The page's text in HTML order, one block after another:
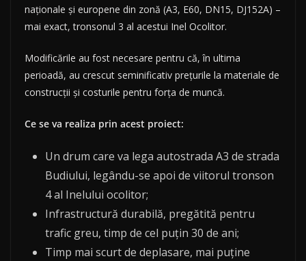
naționale și europene din zonă (A3, E60, DN15, DJ152A) –
mai exact, tronsonul 3 al acestui Inel Ocolitor.
Modificările au fost necesare pentru că, în ultima
perioadă, au crescut seminificativ prețurile la materiale de
construcții și costurile pentru forța de muncă.
Ce se va realiza prin acest proiect:
Un drum care va lega autostrada A3 de strada
Budiului, legându-se apoi de viitorul tronson
4 al Inelului ocolitor;
Infrastructură durabilă, pregătită pentru
trafic greu, timp de cel puțin 30 de ani;
Timp mai scurt de deplasare, mai puține